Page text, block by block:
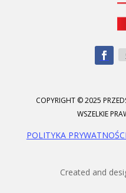
COPYRIGHT © 2025
WSZELKIE
POLITYKA PRYWATNOŚCI
Created and